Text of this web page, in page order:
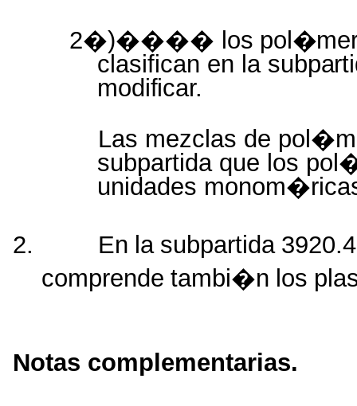
2�)���� los
clasifican en la
modificar.
Las mezclas de
subpartida que los
unidades
2. En la subpartida
comprende tambi�n los
Notas complementarias.